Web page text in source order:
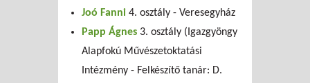
Joó Fanni 4. osztály - Veresegyház
Papp Ágnes 3. osztály (Igazgyöngy
Alapfokú Művészetoktatási
Intézmény - Felkészítő tanár: D.